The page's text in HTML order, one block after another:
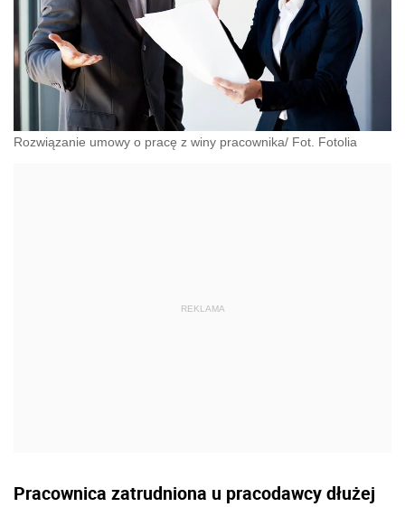
Rozwiązanie umowy o pracę z winy pracownika/ Fot. Fotolia
Pracownica zatrudniona u pracodawcy dłużej